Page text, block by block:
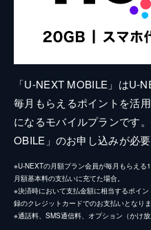
「U-NEXT MOBILE」はU-
毎月もらえるポイントを活
になるモバイルプランです
OBILE」のお申し込みが必要
※U-NEXTの月額プラン会員が毎月もらえ
月額基本料の支払いに充てた場合。
※決済時において支払金額に相当するポイ
録のクレジットカードでのお支払いとなりま
※通話料、SMS通信料、オプション（かけ